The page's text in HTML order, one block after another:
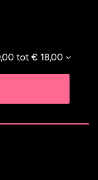
tot € 18,00